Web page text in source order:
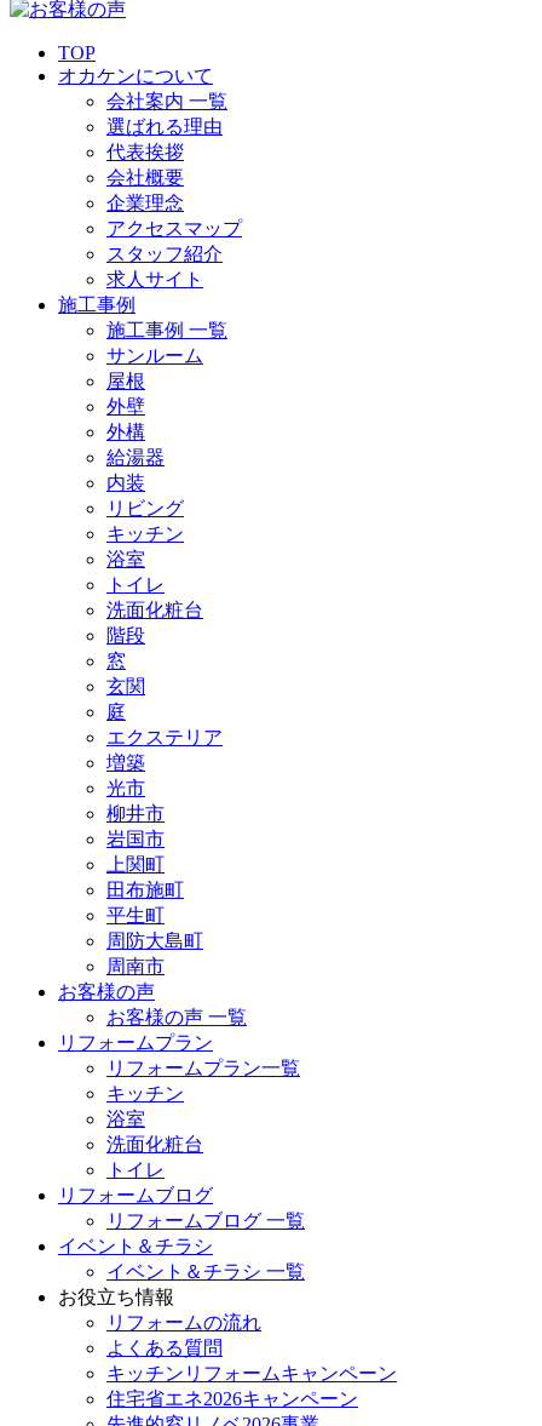
TOP
オカケンについて
会社案内 一覧
選ばれる理由
代表挨拶
会社概要
企業理念
アクセスマップ
スタッフ紹介
求人サイト
施工事例
施工事例 一覧
サンルーム
屋根
外壁
外構
給湯器
内装
リビング
キッチン
浴室
トイレ
洗面化粧台
階段
窓
玄関
庭
エクステリア
増築
光市
柳井市
岩国市
上関町
田布施町
平生町
周防大島町
周南市
お客様の声
お客様の声 一覧
リフォームプラン
リフォームプラン一覧
キッチン
浴室
洗面化粧台
トイレ
リフォームブログ
リフォームブログ 一覧
イベント＆チラシ
イベント＆チラシ 一覧
お役立ち情報
リフォームの流れ
よくある質問
キッチンリフォームキャンペーン
住宅省エネ2026キャンペーン